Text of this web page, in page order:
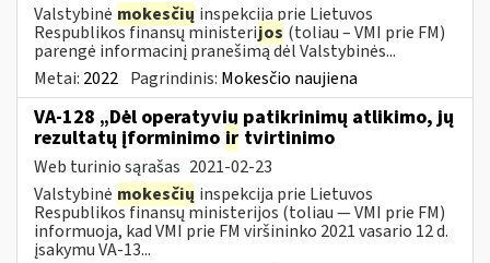
Valstybinė mokesčių inspekcija prie Lietuvos
Respublikos finansų ministerijos (toliau – VMI prie FM)
parengė informacinį pranešimą dėl Valstybinės...
Metai: 2022 Pagrindinis: Mokesčio naujiena
VA-128 „Dėl operatyvių patikrinimų atlikimo, jų
rezultatų įforminimo ir tvirtinimo
Web turinio sąrašas 2021-02-23
Valstybinė mokesčių inspekcija prie Lietuvos
Respublikos finansų ministerijos (toliau ― VMI prie FM)
informuoja, kad VMI prie FM viršininko 2021 vasario 12 d.
įsakymu VA-13...